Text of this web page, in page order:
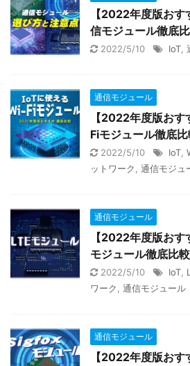
【2022年度版お
信モジュール徹底
2022/5/10 IoT
通信モジュール
【2022年度版お
Fiモジュール徹底
2022/5/10 IoT
ットワーク
通信モジュ
通信モジュール
【2022年度版お
モジュール徹底比較
2022/5/10 IoT
ワーク
通信モジュール
通信モジュール
【2022年度版お